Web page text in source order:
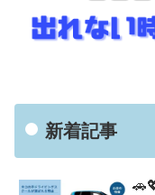
新着記事